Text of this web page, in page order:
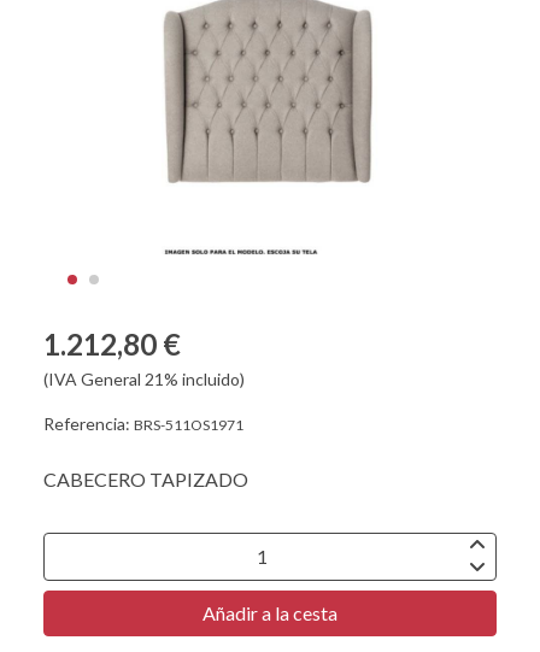
1.212,80 €
(IVA General 21% incluido)
Referencia: BRS-511OS1971
CABECERO TAPIZADO
Añadir a la cesta